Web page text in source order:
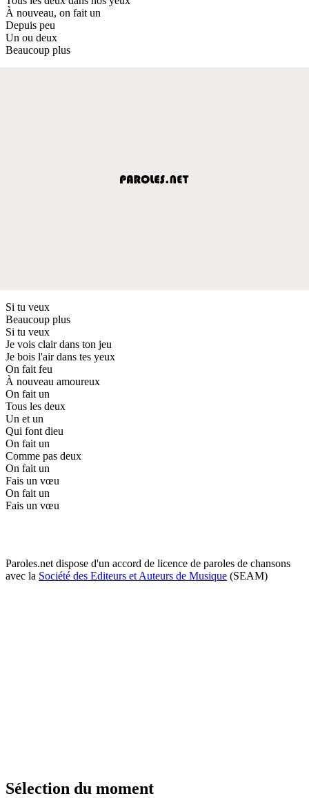
À nouveau, on fait un
Depuis peu
Un ou deux
Beaucoup plus
Si tu veux
Beaucoup plus
Si tu veux
Je vois clair dans ton jeu
Je bois l'air dans tes yeux
On fait feu
À nouveau amoureux
On fait un
Tous les deux
Un et un
Qui font dieu
On fait un
Comme pas deux
On fait un
Fais un vœu
On fait un
Fais un vœu
Paroles.net dispose d'un accord de licence de paroles de chansons
avec la Société des Editeurs et Auteurs de Musique (SEAM)
Sélection du moment